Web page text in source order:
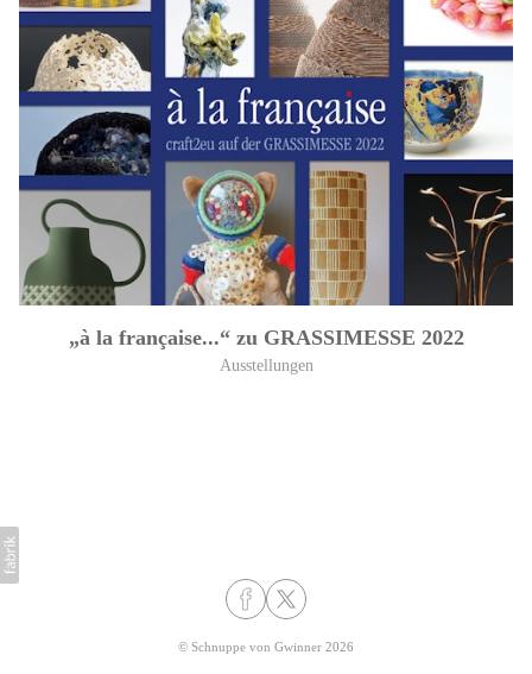
„à la française...“ zu GRASSIMESSE 2022
Ausstellungen
© Schnuppe von Gwinner 2026